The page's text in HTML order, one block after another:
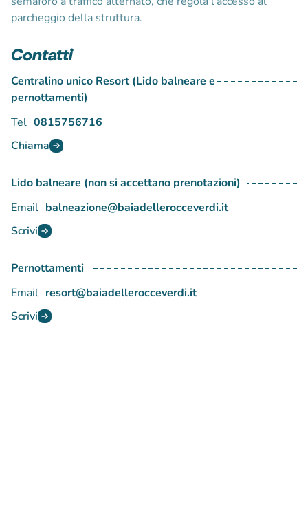
parcheggio della struttura.
Contatti
Centralino unico Resort (Lido balneare e
pernottamenti)
Tel 0815756716
Chiama
Lido balneare (non si accettano prenotazioni)
Email balneazione@baiadellerocceverdi.it
Scrivi
Pernottamenti
Email resort@baiadellerocceverdi.it
Scrivi